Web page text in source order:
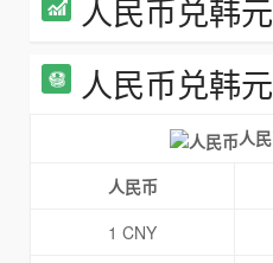
人民币兑韩
人民币兑韩
人
人民币
1 CNY